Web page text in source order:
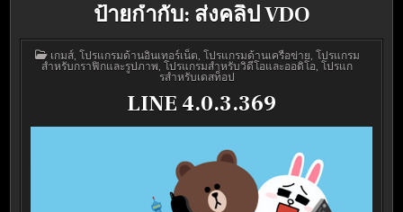
ป้ายกำกับ: ส่งคลิป VDO
POSTED
IN
เกมส์, โปรแกรมด้านอินเทอร์เน็ต โปรแกรมด้านเครือข่าย โปรแกรม
สำหรับกราฟิกและรูปภาพ ,โปรแกรมสำหรับวิดีโอและออดิโอ โปรแก
รสำหรับเดสท็อป
LINE 4.0.3.369